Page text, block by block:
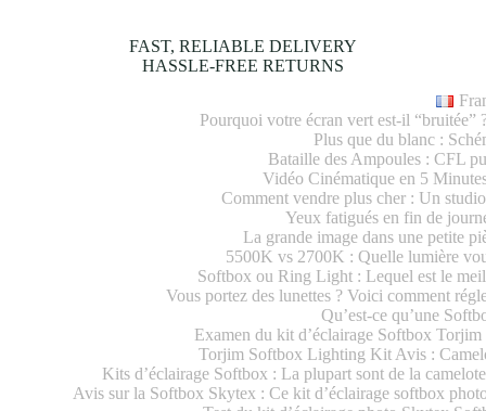
FAST, RELIABLE DELIVERY
HASSLE-FREE RETURNS
Pourquoi votre écran vert est-il
Plus que du blanc :
Bataille des Ampoules : CFL
Vidéo Cinématique en 5
Comment vendre plus cher : Un
Yeux fatigués en fin de
La grande image dans une petite
5500K vs 2700K : Quelle lumière
Softbox ou Ring Light : Lequel est le
Vous portez des lunettes ? Voici comment
Qu’est-ce qu’une
Examen du kit d’éclairage Softbox
Torjim Softbox Lighting Kit Avis :
Kits d’éclairage Softbox : La plupart sont de la
Avis sur la Softbox Skytex : Ce kit d’éclairage softbox